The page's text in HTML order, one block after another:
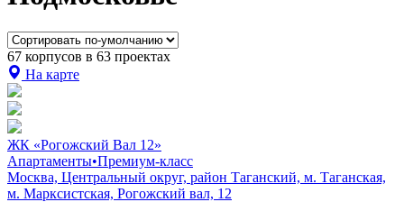
67 корпусов в 63 проектах
На карте
ЖК «Рогожский Вал 12»
Апартаменты•Премиум-класс
Москва, Центральный округ, район Таганский, м. Таганская,
м. Марксистская, Рогожский вал, 12